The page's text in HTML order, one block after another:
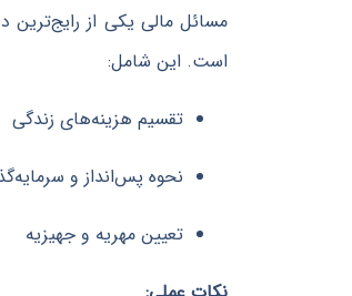
مسائل مالی یکی از رایج‌ترین
است. این شامل:
تقسیم هزینه‌های زندگی
نحوه پس‌انداز و
تعیین مهریه و جهیزیه